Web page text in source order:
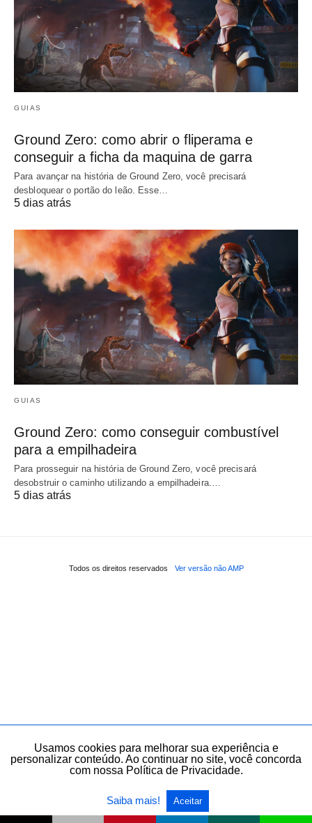
GUIAS
Ground Zero: como abrir o fliperama e
conseguir a ficha da maquina de garra
Para avançar na história de Ground Zero, você precisará
desbloquear o portão do leão. Esse…
5 dias atrás
GUIAS
Ground Zero: como conseguir combustível
para a empilhadeira
Para prosseguir na história de Ground Zero, você precisará
desobstruir o caminho utilizando a empilhadeira.…
5 dias atrás
Todos os direitos reservados Ver versão não AMP
Usamos cookies para melhorar sua experiência e
personalizar conteúdo. Ao continuar no site, você concorda
com nossa Política de Privacidade.
Saiba mais! Aceitar